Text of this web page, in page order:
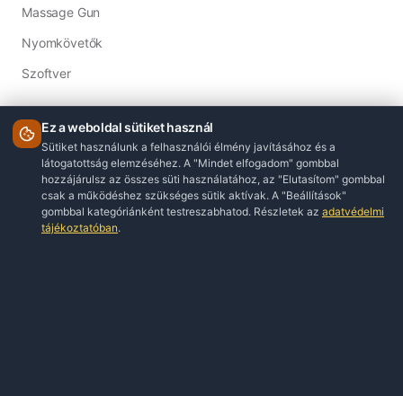
Massage Gun
Nyomkövetők
Szoftver
INFORMÁCIÓ
ÁSZF
Adatkezelési Tájékoztató
Impresszum